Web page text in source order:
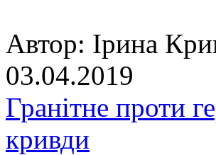
Автор: Ірина
03.04.2019
Гранітне проти
кривди